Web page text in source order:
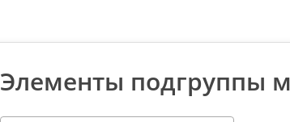
Элементы подгруппы